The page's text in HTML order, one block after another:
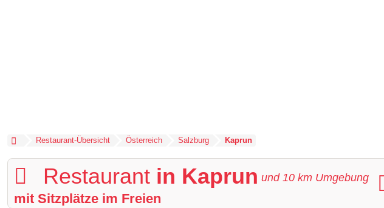
Restaurant-Übersicht Österreich Salzburg Kaprun
Restaurant in Kaprun und 10 km Umgebung
mit Sitzplätze im Freien